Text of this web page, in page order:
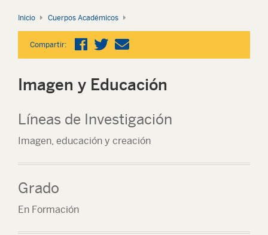
Inicio Cuerpos Académicos
Compartir:
Imagen y Educación
Líneas de Investigación
Imagen, educación y creación
Grado
En Formación